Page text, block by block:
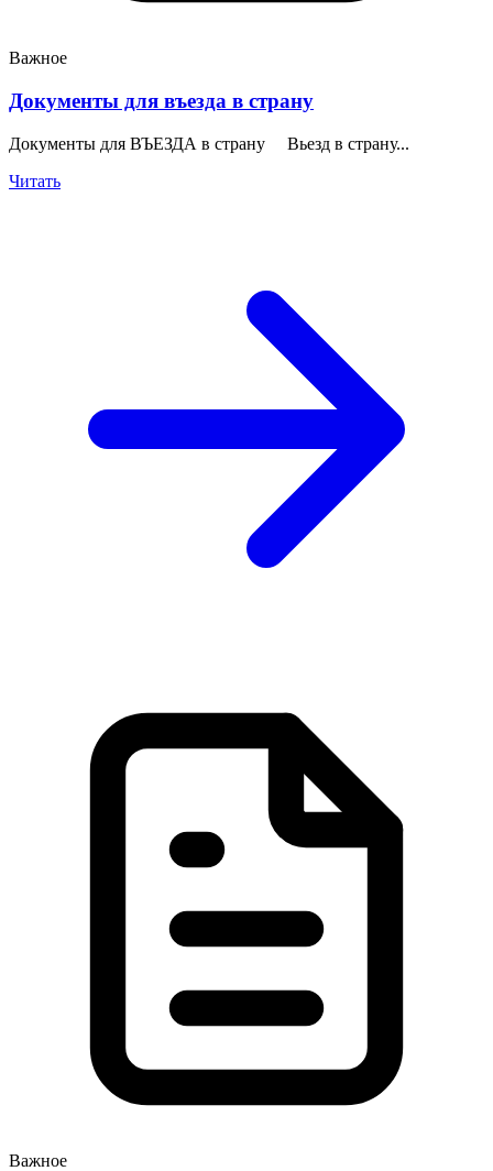
Важное
Документы для въезда в страну
Документы для ВЪЕЗДА в страну Вьезд в страну...
Читать
Важное